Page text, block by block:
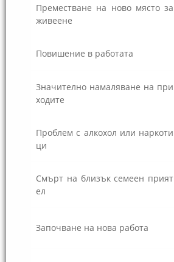
Преместване на ново място за
живеене
Повишение в работата
Значително намаляване на при
ходите
Проблем с алкохол или наркоти
ци
Смърт на близък семеен прият
ел
Започване на нова работа